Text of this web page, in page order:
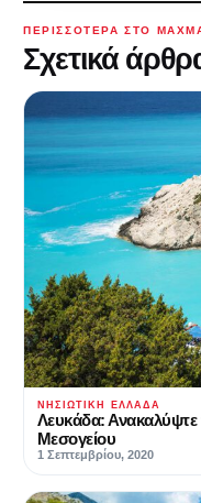
ΠΕΡΙΣΣΌΤΕΡΑ ΣΤΟ
Σχετικά
ΝΗΣΙΩΤΙΚΗ ΕΛΛΑΔΑ
Λευκάδα: Ανακαλύψτε
Μεσογείου
1 Σεπτεμβρίου, 2020